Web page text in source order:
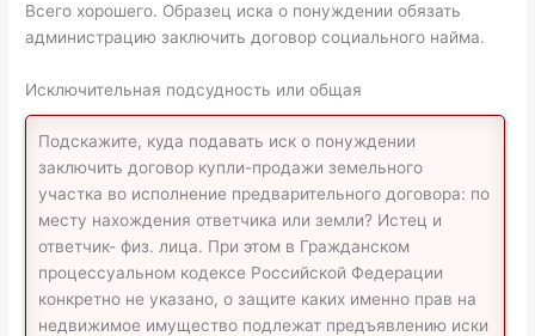
Всего хорошего. Образец иска о понуждении обязать
администрацию заключить договор социального найма.
Исключительная подсудность или общая
Подскажите, куда подавать иск о понуждении
заключить договор купли-продажи земельного
участка во исполнение предварительного договора: по
месту нахождения ответчика или земли? Истец и
ответчик- физ. лица. При этом в Гражданском
процессуальном кодексе Российской Федерации
конкретно не указано, о защите каких именно прав на
недвижимое имущество подлежат предъявлению иски